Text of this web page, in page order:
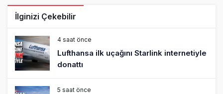
İlginizi Çekebilir
4 saat önce
Lufthansa ilk uçağını Starlink internetiyle
donattı
5 saat önce